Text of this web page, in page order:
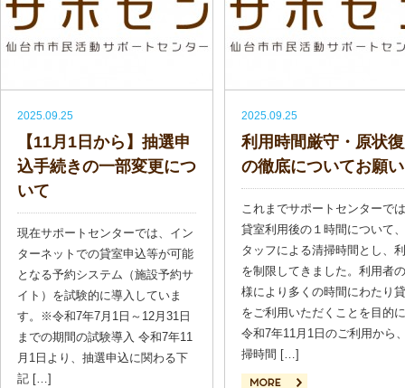
2025.09.25
【11月1日から】抽選申
込手続きの一部変更につ
いて
現在サポートセンターでは、イン
ターネットでの貸室申込等が可能
となる予約システム（施設予約サ
イト）を試験的に導入していま
す。※令和7年7月1日～12月31日
までの期間の試験導入 令和7年11
月1日より、抽選申込に関わる下
記 […]
2025.09.25
利用時間厳守・原状
の徹底についてお願い
これまでサポートセンターで
貸室利用後の１時間について
タッフによる清掃時間とし、
を制限してきました。利用者
様により多くの時間にわたり
をご利用いただくことを目的
令和7年11月1日のご利用から
掃時間 […]